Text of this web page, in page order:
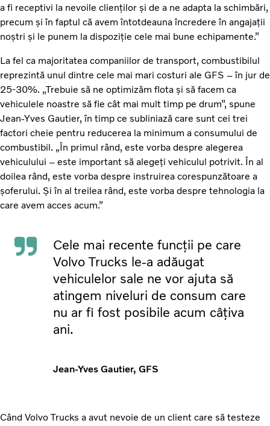
a fi receptivi la nevoile clienților și de a ne adapta la schimbări,
precum și în faptul că avem întotdeauna încredere în angajații
noștri și le punem la dispoziție cele mai bune echipamente.”
La fel ca majoritatea companiilor de transport, combustibilul
reprezintă unul dintre cele mai mari costuri ale GFS – în jur de
25-30%. „Trebuie să ne optimizăm flota și să facem ca
vehiculele noastre să fie cât mai mult timp pe drum”, spune
Jean-Yves Gautier, în timp ce subliniază care sunt cei trei
factori cheie pentru reducerea la minimum a consumului de
combustibil. „În primul rând, este vorba despre alegerea
vehiculului – este important să alegeți vehiculul potrivit. În al
doilea rând, este vorba despre instruirea corespunzătoare a
șoferului. Și în al treilea rând, este vorba despre tehnologia la
care avem acces acum.”
Cele mai recente funcții pe care
Volvo Trucks le-a adăugat
vehiculelor sale ne vor ajuta să
atingem niveluri de consum care
nu ar fi fost posibile acum câțiva
ani.
Jean-Yves Gautier, GFS
Când Volvo Trucks a avut nevoie de un client care să testeze